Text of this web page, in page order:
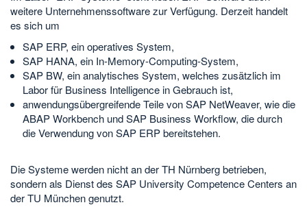
weitere Unternehmenssoftware zur Verfügung. Derzeit handelt
es sich um
SAP ERP, ein operatives System,
SAP HANA, ein In-Memory-Computing-System,
SAP BW, ein analytisches System, welches zusätzlich im
Labor für Business Intelligence in Gebrauch ist,
anwendungsübergreifende Teile von SAP NetWeaver, wie die
ABAP Workbench und SAP Business Workflow, die durch
die Verwendung von SAP ERP bereitstehen.
Die Systeme werden nicht an der TH Nürnberg betrieben,
sondern als Dienst des SAP University Competence Centers an
der TU München genutzt.